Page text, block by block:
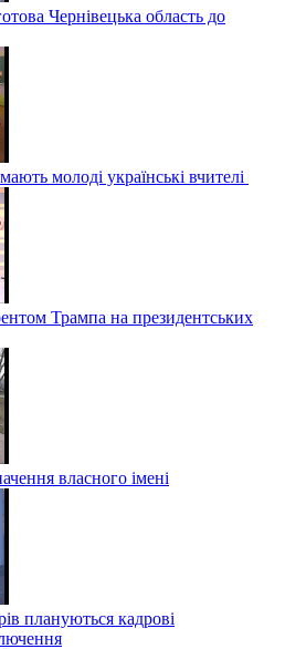
Чернівецька область до
молоді українські вчителі
Трампа на президентських
власного імені
плануються кадрові